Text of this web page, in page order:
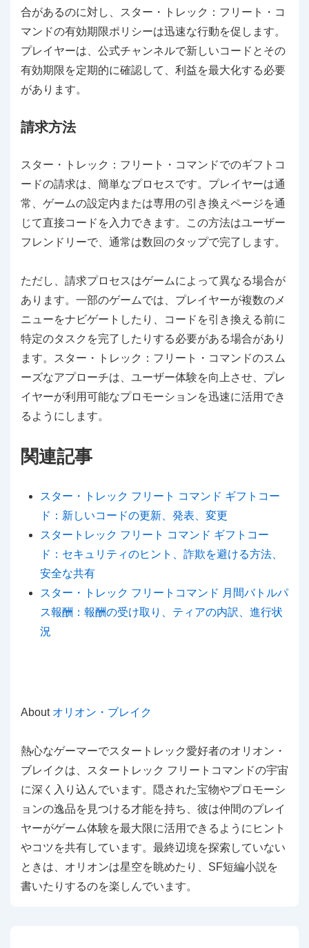
合があるのに対し、スター・トレック：フリート・コ
マンドの有効期限ポリシーは迅速な行動を促します。
プレイヤーは、公式チャンネルで新しいコードとその
有効期限を定期的に確認して、利益を最大化する必要
があります。
請求方法
スター・トレック：フリート・コマンドでのギフトコ
ードの請求は、簡単なプロセスです。プレイヤーは通
常、ゲームの設定内または専用の引き換えページを通
じて直接コードを入力できます。この方法はユーザー
フレンドリーで、通常は数回のタップで完了します。
ただし、請求プロセスはゲームによって異なる場合が
あります。一部のゲームでは、プレイヤーが複数のメ
ニューをナビゲートしたり、コードを引き換える前に
特定のタスクを完了したりする必要がある場合があり
ます。スター・トレック：フリート・コマンドのスム
ーズなアプローチは、ユーザー体験を向上させ、プレ
イヤーが利用可能なプロモーションを迅速に活用でき
るようにします。
関連記事
スター・トレック フリート コマンド ギフトコー
ド：新しいコードの更新、発表、変更
スタートレック フリート コマンド ギフトコー
ド：セキュリティのヒント、詐欺を避ける方法、
安全な共有
スター・トレック フリートコマンド 月間バトルパ
ス報酬：報酬の受け取り、ティアの内訳、進行状
況
About オリオン・ブレイク
熱心なゲーマーでスタートレック愛好者のオリオン・
ブレイクは、スタートレック フリートコマンドの宇宙
に深く入り込んでいます。隠された宝物やプロモーシ
ョンの逸品を見つける才能を持ち、彼は仲間のプレイ
ヤーがゲーム体験を最大限に活用できるようにヒント
やコツを共有しています。最終辺境を探索していない
ときは、オリオンは星空を眺めたり、SF短編小説を
書いたりするのを楽しんでいます。